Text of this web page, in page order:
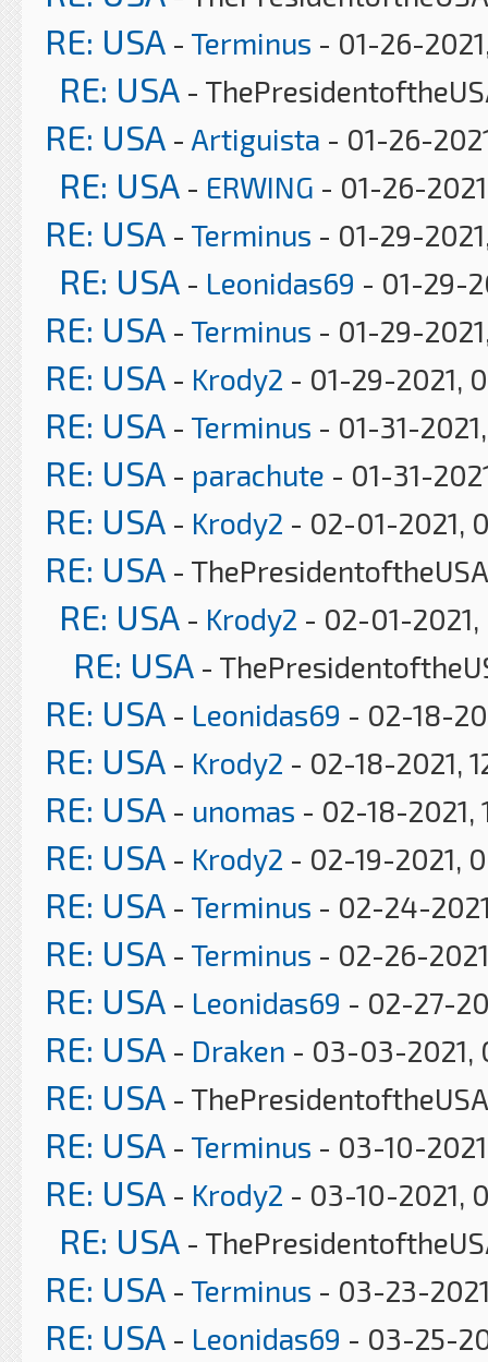
RE: USA - Terminus - 01-26-
RE: USA -
RE: USA - Artiguista - 01-26-
RE: USA - ERWING - 01-26-
RE: USA - Terminus - 01-29-
RE: USA - Leonidas69 - 01-29-
RE: USA - Terminus - 01-29-
RE: USA - Krody2 - 01-29-2021,
RE: USA - Terminus - 01-31-
RE: USA - parachute - 01-31-
RE: USA - Krody2 - 02-01-2021,
RE: USA -
RE: USA - Krody2 - 02-01-
RE: USA -
RE: USA - Leonidas69 - 02-18-
RE: USA - Krody2 - 02-18-2021,
RE: USA - unomas - 02-18-2021,
RE: USA - Krody2 - 02-19-2021,
RE: USA - Terminus - 02-24-
RE: USA - Terminus - 02-26-
RE: USA - Leonidas69 - 02-27-
RE: USA - Draken - 03-03-2021,
RE: USA -
RE: USA - Terminus - 03-10-
RE: USA - Krody2 - 03-10-2021,
RE: USA -
RE: USA - Terminus - 03-23-
RE: USA - Leonidas69 - 03-25-